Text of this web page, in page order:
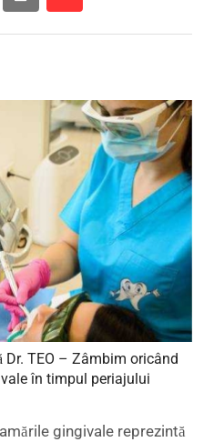
Dr. TEO – Zâmbim oricând
în timpul periajului
gingivale reprezintă